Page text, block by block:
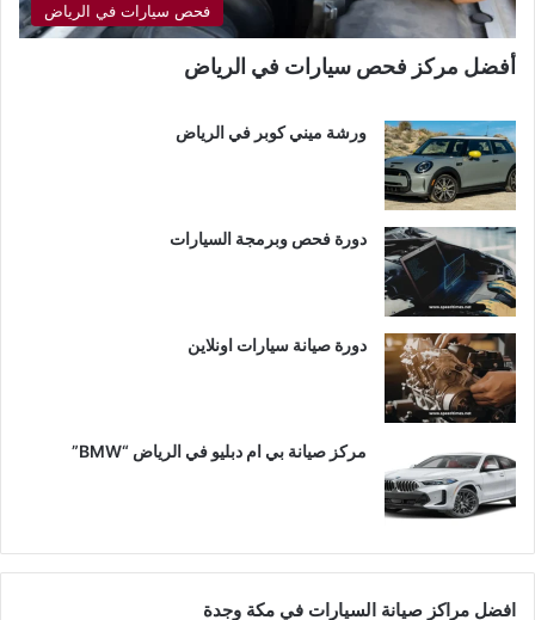
فحص سيارات في الرياض
أفضل مركز فحص سيارات في الرياض
ورشة ميني كوبر في الرياض
دورة فحص وبرمجة السيارات
دورة صيانة سيارات اونلاين
مركز صيانة بي ام دبليو في الرياض “BMW”
افضل مراكز صيانة السيارات في مكة وجدة